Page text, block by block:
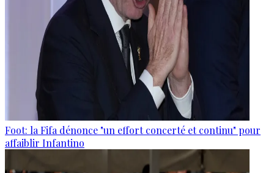
Foot: la Fifa dénonce "un effort concerté et continu" pour
affaiblir Infantino